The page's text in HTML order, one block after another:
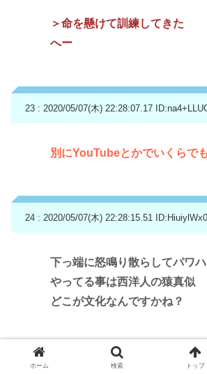
＞命を懸けて訓練してきた
へー
23 : 2020/05/07(木) 22:28:07.17
別にYouTubeとかでいくらで
24 : 2020/05/07(木) 22:28:15.51 ID:HiuiylWx0
下っ端に怒鳴り散らしてパワ
やってる事は西洋人の猿真似
どこが文化なんですかね？
25 : 2020/05/07(木) 22:28:20.80 ID:6r3os/hQ0
ホーム 検索 トップ